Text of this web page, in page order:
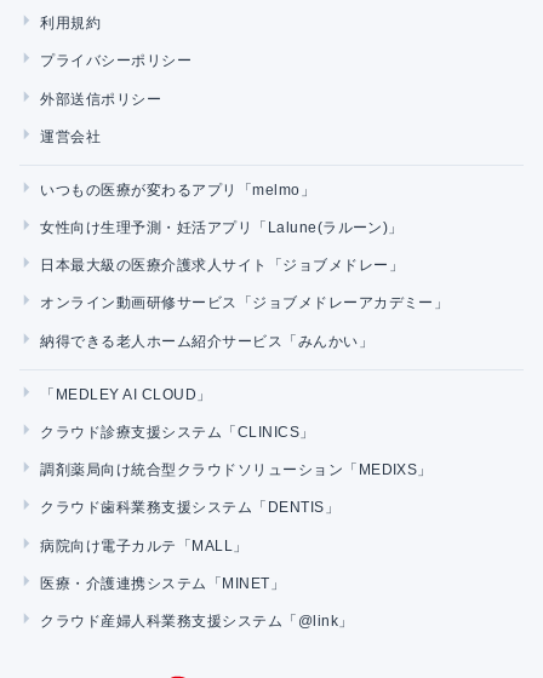
利用規約
プライバシーポリシー
外部送信ポリシー
運営会社
いつもの医療が変わるアプリ「melmo」
女性向け生理予測・妊活アプリ「Lalune(ラルーン)」
日本最大級の医療介護求人サイト「ジョブメドレー」
オンライン動画研修サービス「ジョブメドレーアカデミー」
納得できる老人ホーム紹介サービス「みんかい」
「MEDLEY AI CLOUD」
クラウド診療支援システム「CLINICS」
調剤薬局向け統合型クラウドソリューション「MEDIXS」
クラウド歯科業務支援システム「DENTIS」
病院向け電子カルテ「MALL」
医療・介護連携システム「MINET」
クラウド産婦人科業務支援システム「@link」